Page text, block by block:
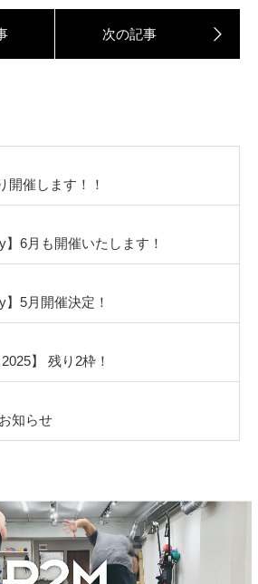
開催します！！
】6月も開催いたします！
】5月開催決定！
】 残り2枠！
知らせ